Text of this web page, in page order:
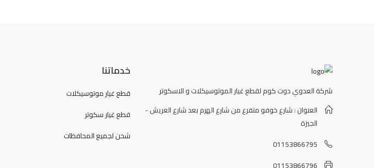
شركة العدوي دوت كوم لقطع غيار الموتوسيكلات و الاسكوتر
العنوان : شارع خوفو متفرع من شارع الهرم بعد شارع العريش -
الجيزة
01153866795
خدماتنا
قطع غيار موتوسيكلات
قطع غيار سكوتر
شحن لجميع المحافظات